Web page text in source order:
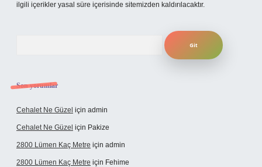
ilgili içerikler yasal süre içerisinde sitemizden kaldırılacaktır.
Son yorumlar
Cehalet Ne Güzel için admin
Cehalet Ne Güzel için Pakize
2800 Lümen Kaç Metre için admin
2800 Lümen Kaç Metre için Fehime